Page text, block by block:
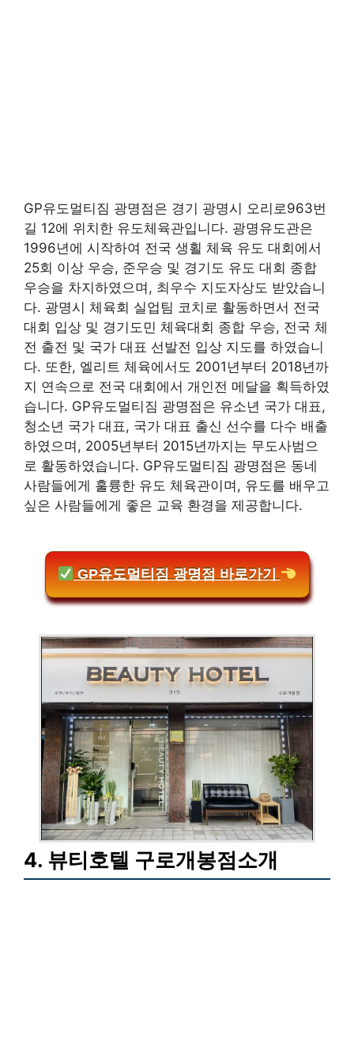
GP유도멀티짐 광명점은 경기 광명시 오리로963번
길 12에 위치한 유도체육관입니다. 광명유도관은
1996년에 시작하여 전국 생횔 체육 유도 대회에서
25회 이상 우승, 준우승 및 경기도 유도 대회 종합
우승을 차지하였으며, 최우수 지도자상도 받았습니
다. 광명시 체육회 실업팀 코치로 활동하면서 전국
대회 입상 및 경기도민 체육대회 종합 우승, 전국 체
전 출전 및 국가 대표 선발전 입상 지도를 하였습니
다. 또한, 엘리트 체육에서도 2001년부터 2018년까
지 연속으로 전국 대회에서 개인전 메달을 획득하였
습니다. GP유도멀티짐 광명점은 유소년 국가 대표,
청소년 국가 대표, 국가 대표 출신 선수를 다수 배출
하였으며, 2005년부터 2015년까지는 무도사범으
로 활동하였습니다. GP유도멀티짐 광명점은 동네
사람들에게 훌륭한 유도 체육관이며, 유도를 배우고
싶은 사람들에게 좋은 교육 환경을 제공합니다.
GP유도멀티짐 광명점 바로가기
4. 뷰티호텔 구로개봉점소개